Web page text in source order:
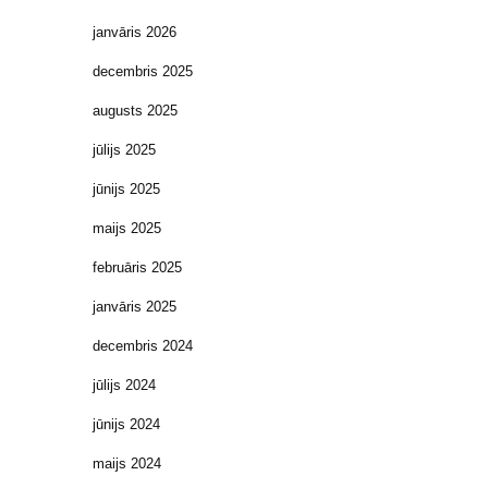
janvāris 2026
decembris 2025
augusts 2025
jūlijs 2025
jūnijs 2025
maijs 2025
februāris 2025
janvāris 2025
decembris 2024
jūlijs 2024
jūnijs 2024
maijs 2024